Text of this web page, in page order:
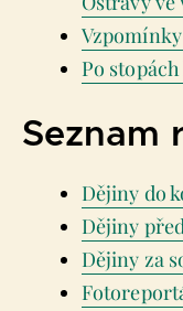
Po
Seznam
Dějiny do
Dějiny
Dějiny za